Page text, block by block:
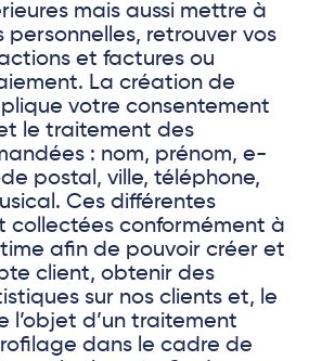
mais aussi mettre à
personnelles, retrouver vos
et factures ou
La création de
votre consentement
le traitement des
: nom, prénom, e-
postal, ville, téléphone,
Ces différentes
collectées conformément à
afin de pouvoir créer et
client, obtenir des
sur nos clients et, le
l’objet d’un traitement
dans le cadre de